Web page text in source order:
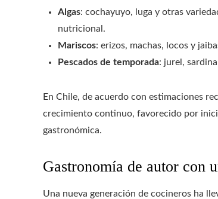
Algas: cochayuyo, luga y otras
nutricional.
Mariscos: erizos, machas, locos y
Pescados de temporada: jurel,
En Chile, de acuerdo con estimaciones
crecimiento continuo, favorecido por
gastronómica.
Gastronomía de autor con
Una nueva generación de cocineros ha